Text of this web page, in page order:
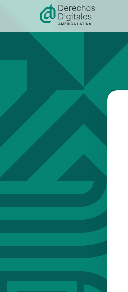
contenido